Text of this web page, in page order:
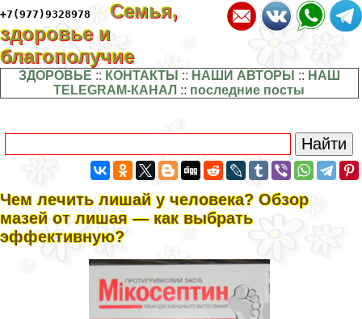
+7(977)9328978
Семья,
здоровье и
благополучие
ЗДОРОВЬЕ :: КОНТАКТЫ :: НАШИ АВТОРЫ :: НАШ
TELEGRAM-КАНАЛ :: последние посты
Чем лечить лишай у человека? Обзор
мазей от лишая — как выбрать
эффективную?